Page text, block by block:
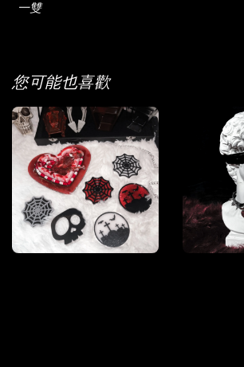
一雙
您可能也喜歡